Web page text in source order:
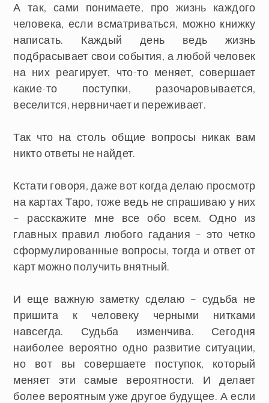
А так, сами понимаете, про жизнь каждого
человека, если всматриваться, можно книжку
написать. Каждый день ведь жизнь
подбрасывает свои события, а любой человек
на них реагирует, что-то меняет, совершает
какие-то поступки, разочаровывается,
веселится, нервничает и переживает.
Так что на столь общие вопросы никак вам
никто ответы не найдет.
Кстати говоря, даже вот когда делаю просмотр
на картах Таро, тоже ведь не спрашиваю у них
– расскажите мне все обо всем. Одно из
главных правил любого гадания – это четко
сформулированные вопросы, тогда и ответ от
карт можно получить внятный.
И еще важную заметку сделаю – судьба не
пришита к человеку черными нитками
навсегда. Судьба изменчива. Сегодня
наиболее вероятно одно развитие ситуации,
но вот вы совершаете поступок, который
меняет эти самые вероятности. И делает
более вероятным уже другое будущее. А если